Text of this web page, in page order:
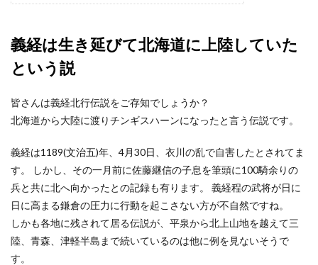
義経は生き延びて北海道に上陸していた
という説
皆さんは義経北行伝説をご存知でしょうか？
北海道から大陸に渡りチンギスハーンになったと言う伝説です。
義経は1189(文治五)年、4月30日、衣川の乱で自害したとされてま
す。 しかし、その一月前に佐藤継信の子息を筆頭に100騎余りの
兵と共に北へ向かったとの記録も有ります。 義経程の武将が日に
日に高まる鎌倉の圧力に行動を起こさない方が不自然ですね。
しかも各地に残されて居る伝説が、平泉から北上山地を越えて三
陸、青森、津軽半島まで続いているのは他に例を見ないそうで
す。